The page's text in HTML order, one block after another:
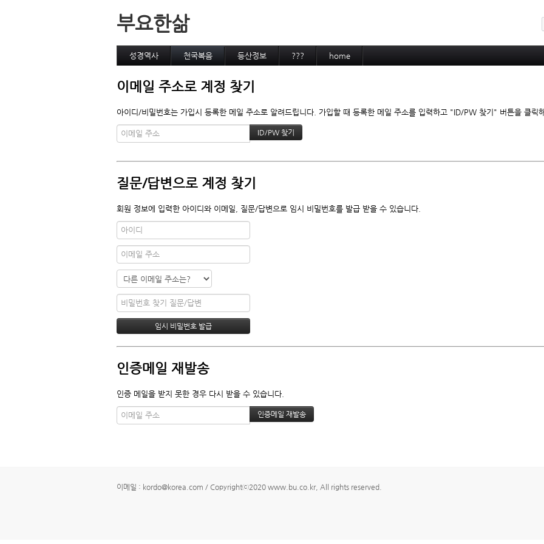
부요한삶
성경역사 천국복음 등산정보 ??? home
이메일 주소로 계정 찾기
아이디/비밀번호는 가입시 등록한 메일 주소로 알려드립니다. 가입할 때 등록한 메일 주소를 입력하고 "ID/PW 찾기" 버튼을 클릭
질문/답변으로 계정 찾기
회원 정보에 입력한 아이디와 이메일, 질문/답변으로 임시 비밀번호를 발급 받을 수 있습니다.
인증메일 재발송
인증 메일을 받지 못한 경우 다시 받을 수 있습니다.
이메일 : kordo@korea.com / Copyrightⓒ2020 www.bu.co.kr, All rights reserved.